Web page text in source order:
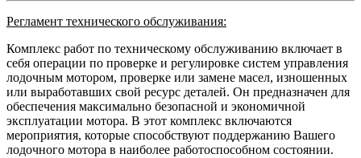
Регламент технического обслуживания:
Комплекс работ по техническому обслуживанию включает в
себя операции по проверке и регулировке систем управления
лодочным мотором, проверке или замене масел, изношенных
или выработавших свой ресурс деталей. Он предназначен для
обеспечения максимально безопасной и экономичной
эксплуатации мотора. В этот комплекс включаются
мероприятия, которые способствуют поддержанию Вашего
лодочного мотора в наиболее работоспособном состоянии.